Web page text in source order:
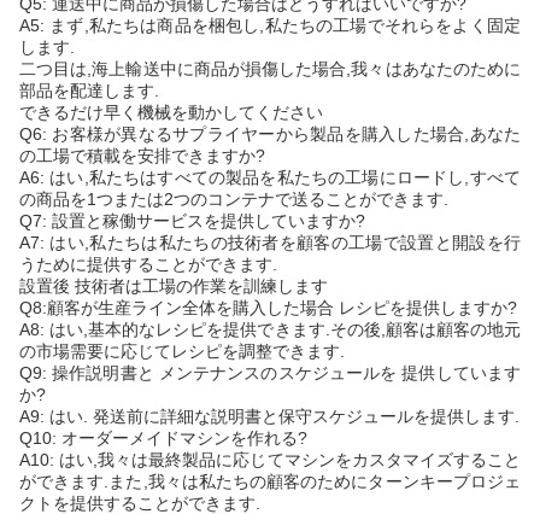
A5: まず,私たちは商品を梱包し,私たちの工場でそれらをよく固定
します.
二つ目は,海上輸送中に商品が損傷した場合,我々はあなたのために
部品を配達します.
できるだけ早く機械を動かしてください
Q6: お客様が異なるサプライヤーから製品を購入した場合,あなた
の工場で積載を安排できますか?
A6: はい,私たちはすべての製品を私たちの工場にロードし,すべて
の商品を1つまたは2つのコンテナで送ることができます.
Q7: 設置と稼働サービスを提供していますか?
A7: はい,私たちは私たちの技術者を顧客の工場で設置と開設を行
うために提供することができます.
設置後 技術者は工場の作業を訓練します
Q8:顧客が生産ライン全体を購入した場合 レシピを提供しますか?
A8: はい,基本的なレシピを提供できます.その後,顧客は顧客の地元
の市場需要に応じてレシピを調整できます.
Q9: 操作説明書と メンテナンスのスケジュールを 提供しています
か?
A9: はい. 発送前に詳細な説明書と保守スケジュールを提供します.
Q10: オーダーメイドマシンを作れる?
A10: はい,我々は最終製品に応じてマシンをカスタマイズすること
ができます.また,我々は私たちの顧客のためにターンキープロジェ
クトを提供することができます.